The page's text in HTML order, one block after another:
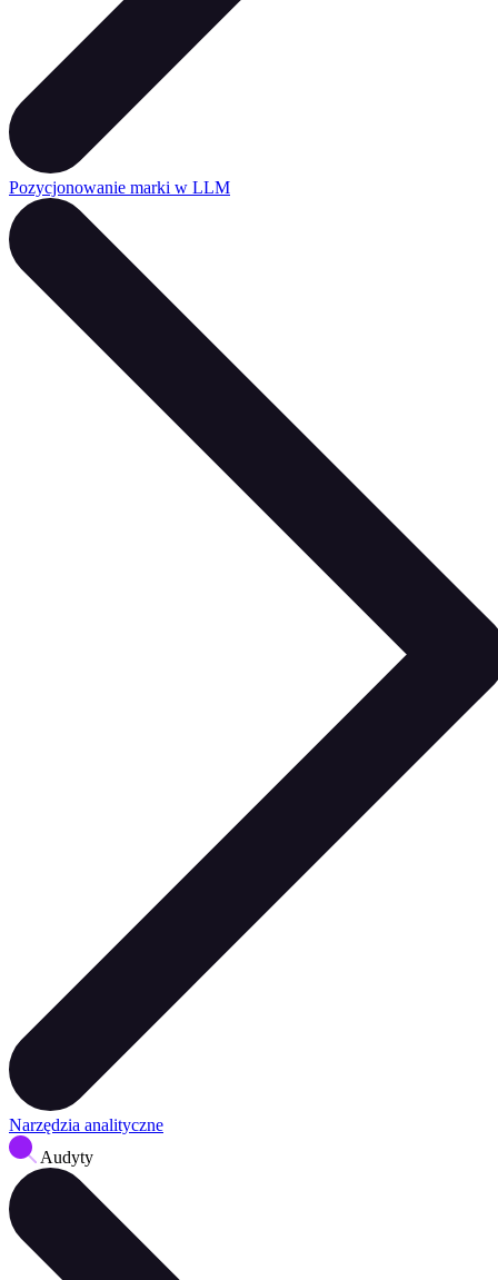
Pozycjonowanie marki w LLM
Narzędzia analityczne
Audyty